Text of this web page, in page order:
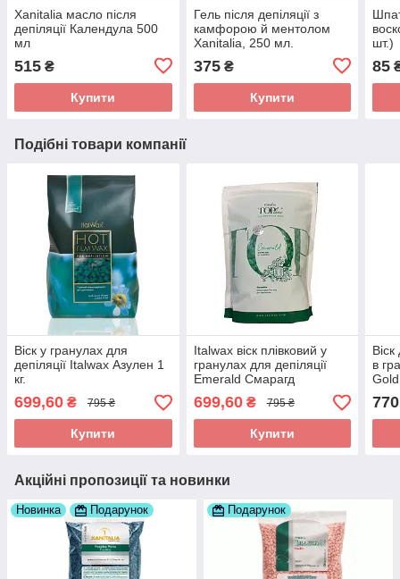
Xanitalia масло після
депіляції Календула 500
мл
515 ₴
Купити
Гель після депіляції з
камфорою й ментолом
Xanitalia, 250 мл.
375₴
Купити
шт.)
85
Подібні товари компанії
Віск у гранулах для
депіляції Italwax Азулен 1
кг.
699,60 ₴ 795 ₴
Купити
Italwax віск плівковий у
гранулах для депіляції
Emerald Смарагд
699,60₴ 795 ₴
Купити
в
770
Акційні пропозиції та новинки
Новинка Подарунок Подарунок